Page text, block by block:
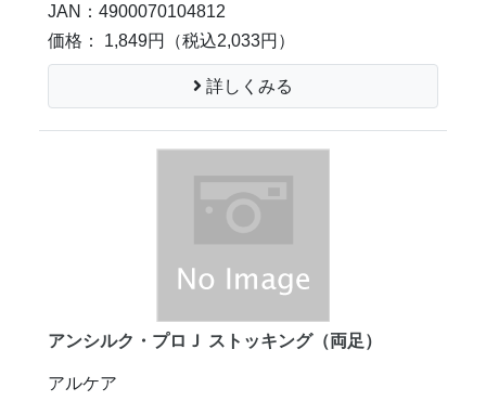
JAN：4900070104812
価格： 1,849円
（税込2,033円）
詳しくみる
アンシルク・プロＪ ストッキング（両足）
アルケア